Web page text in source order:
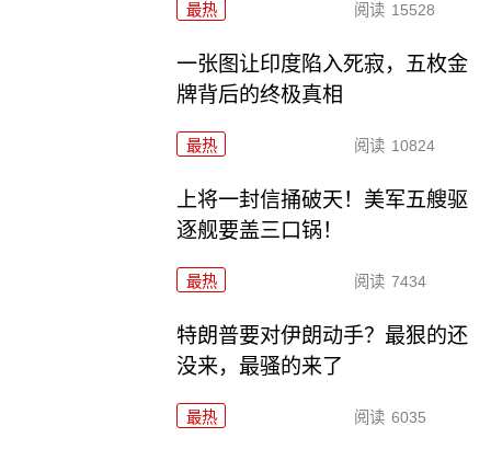
最热 阅读 15528
一张图让印度陷入死寂，五枚金
牌背后的终极真相
最热 阅读 10824
上将一封信捅破天！美军五艘驱
逐舰要盖三口锅！
最热 阅读 7434
特朗普要对伊朗动手？最狠的还
没来，最骚的来了
最热 阅读 6035